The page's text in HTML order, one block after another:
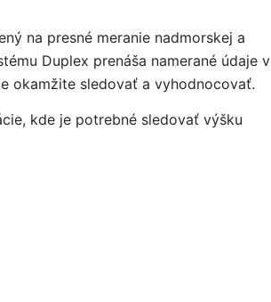
na presné meranie nadmorskej a
Duplex prenáša namerané údaje v
okamžite sledovať a vyhodnocovať.
kde je potrebné sledovať výšku